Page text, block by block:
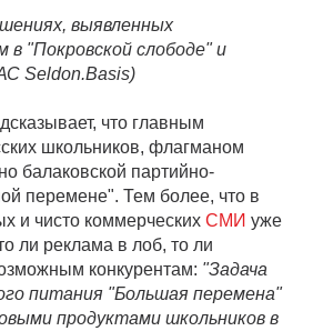
выявленных
в "Покровской слободе" и
Seldon.Basis)
что главным
школьников, флагманом
балаковской партийно-
перемене". Тем более, что в
и чисто коммерческих СМИ уже
ли реклама в лоб, то ли
конкурентам: "Задача
питания "Большая перемена"
продуктами школьников в